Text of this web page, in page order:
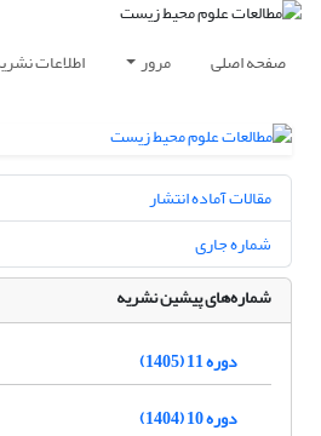
صفحه اصلی مرور اطلاعات
مقالات آماده انتشار
شماره جاری
شماره‌های پیشین نشریه
دوره 11 (1405)
دوره 10 (1404)